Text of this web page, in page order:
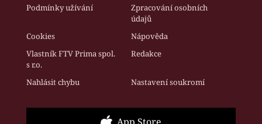
Podmínky užívání
Zpracování osobních
údajů
Cookies
Nápověda
Vlastník FTV Prima spol.
s r.o.
Redakce
Nahlásit chybu Nastavení soukromí